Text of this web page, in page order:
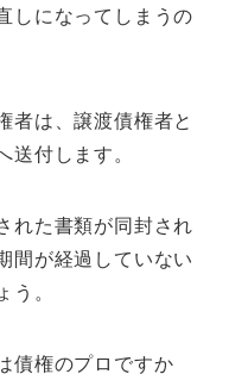
しになってしまうの
者は、譲渡債権者と
送付します。
れた書類が同封され
間が経過していない
う。
債権のプロですか